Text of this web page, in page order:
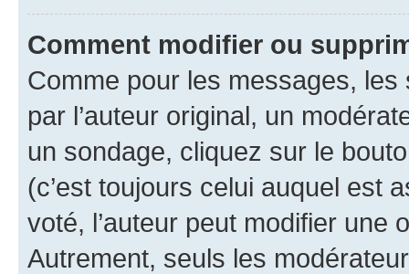
Comment modifier ou
Comme pour les messages,
par l’auteur original, un
un sondage, cliquez sur le
(c’est toujours celui auquel est
voté, l’auteur peut modifier une
Autrement, seuls les